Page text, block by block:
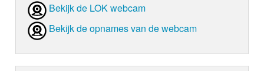
Bekijk de LOK webcam
Bekijk de opnames van de webcam